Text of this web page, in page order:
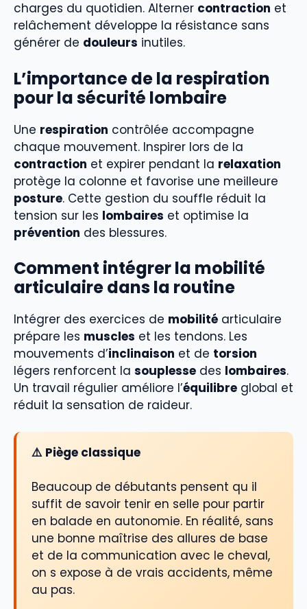
charges du quotidien. Alterner contraction et
relâchement développe la résistance sans
générer de douleurs inutiles.
L’importance de la respiration
pour la sécurité lombaire
Une respiration contrôlée accompagne
chaque mouvement. Inspirer lors de la
contraction et expirer pendant la relaxation
protège la colonne et favorise une meilleure
posture. Cette gestion du souffle réduit la
tension sur les lombaires et optimise la
prévention des blessures.
Comment intégrer la mobilité
articulaire dans la routine
Intégrer des exercices de mobilité articulaire
prépare les muscles et les tendons. Les
mouvements d’inclinaison et de torsion
légers renforcent la souplesse des lombaires.
Un travail régulier améliore l’équilibre global et
réduit la sensation de raideur.
⚠️ Piège classique
Beaucoup de débutants pensent qu il
suffit de savoir tenir en selle pour partir
en balade en autonomie. En réalité, sans
une bonne maîtrise des allures de base
et de la communication avec le cheval,
on s expose à de vrais accidents, même
au pas.